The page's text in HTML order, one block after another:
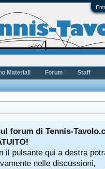
forum di Tennis-
il pulsante qui a destra
nelle discussioni,
Materiali Forum Staff